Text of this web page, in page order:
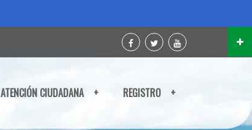
ATENCIÓN CIUDADANA + REGISTRO +